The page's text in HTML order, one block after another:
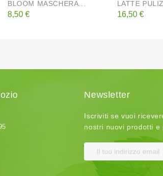
BLOOM MASCHERA...
Prezzo
8,50 €
LATTE
Prezzo
16,50 €
Newsletter
Iscriviti se vuoi
nostri nuovi prodotti e